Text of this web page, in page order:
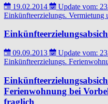
19.02.2014
Update vom:
Einkünfteerzielungs. Vermietung
09.09.2013
Update vom:
Einkünfteerzielungs.
Ferienwohnung bei
fraglich